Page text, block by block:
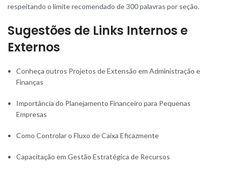
respeitando o limite recomendado de 300 palavras por seção.
Sugestões de Links Internos e
Externos
Conheça outros Projetos de Extensão em Administração e
Finanças
Importância do Planejamento Financeiro para Pequenas
Empresas
Como Controlar o Fluxo de Caixa Eficazmente
Capacitação em Gestão Estratégica de Recursos